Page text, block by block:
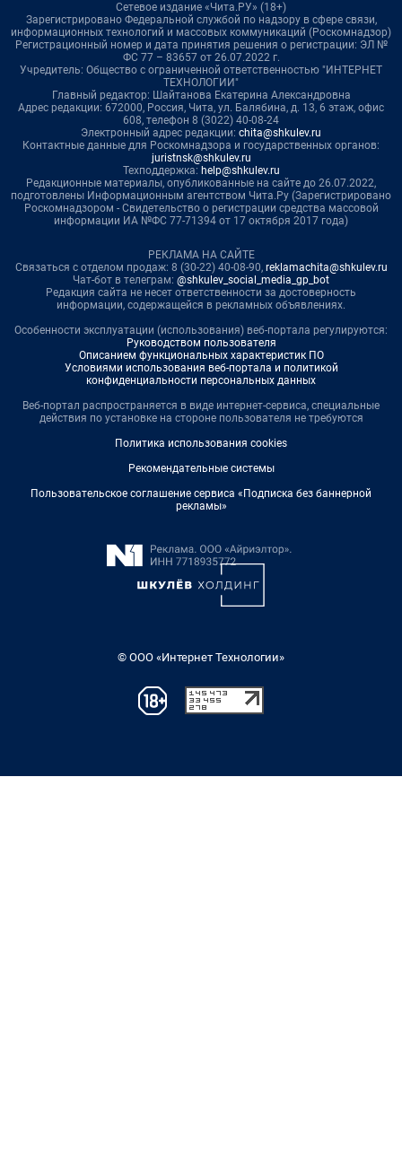
Сетевое издание «Чита.РУ» (18+)
Зарегистрировано Федеральной службой по надзору в сфере связи,
информационных технологий и массовых коммуникаций (Роскомнадзор)
Регистрационный номер и дата принятия решения о регистрации: ЭЛ №
ФС 77 – 83657 от 26.07.2022 г.
Учредитель: Общество с ограниченной ответственностью "ИНТЕРНЕТ
ТЕХНОЛОГИИ"
Главный редактор: Шайтанова Екатерина Александровна
Адрес редакции: 672000, Россия, Чита, ул. Балябина, д. 13, 6 этаж, офис
608, телефон 8 (3022) 40-08-24
Электронный адрес редакции: chita@shkulev.ru
Контактные данные для Роскомнадзора и государственных органов:
juristnsk@shkulev.ru
Техподдержка: help@shkulev.ru
Редакционные материалы, опубликованные на сайте до 26.07.2022,
подготовлены Информационным агентством Чита.Ру (Зарегистрировано
Роскомнадзором - Свидетельство о регистрации средства массовой
информации ИА №ФС 77-71394 от 17 октября 2017 года)
РЕКЛАМА НА САЙТЕ
Связаться с отделом продаж: 8 (30-22) 40-08-90, reklamachita@shkulev.ru
Чат-бот в телеграм: @shkulev_social_media_gp_bot
Редакция сайта не несет ответственности за достоверность
информации, содержащейся в рекламных объявлениях.
Особенности эксплуатации (использования) веб-портала регулируются:
Руководством пользователя
Описанием функциональных характеристик ПО
Условиями использования веб-портала и политикой
конфиденциальности персональных данных
Веб-портал распространяется в виде интернет-сервиса, специальные
действия по установке на стороне пользователя не требуются
Политика использования cookies
Рекомендательные системы
Пользовательское соглашение сервиса «Подписка без баннерной
рекламы»
© ООО «Интернет Технологии»